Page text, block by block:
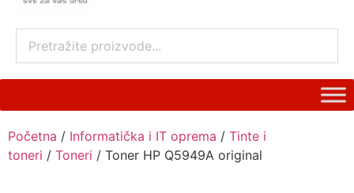
Početna / Informatička i IT oprema / Tinte i
toneri / Toneri / Toner HP Q5949A original